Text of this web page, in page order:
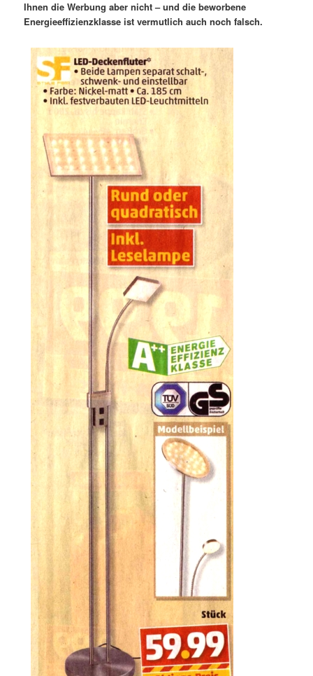
Ihnen die Werbung aber nicht – und die beworbene
Energieeffizienzklasse ist vermutlich auch noch falsch.